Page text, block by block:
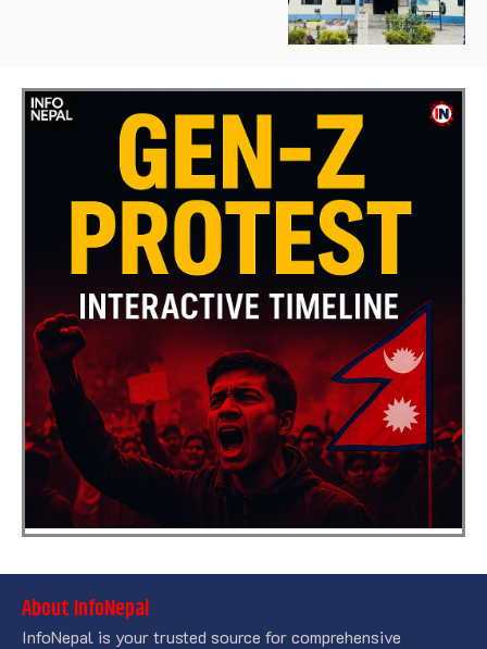
About InfoNepal
InfoNepal is your trusted source for comprehensive